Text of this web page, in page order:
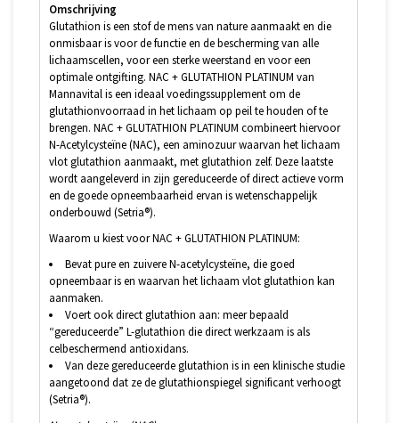
Omschrijving
Glutathion is een stof de mens van nature aanmaakt en die
onmisbaar is voor de functie en de bescherming van alle
lichaamscellen, voor een sterke weerstand en voor een
optimale ontgifting. NAC + GLUTATHION PLATINUM van
Mannavital is een ideaal voedingssupplement om de
glutathionvoorraad in het lichaam op peil te houden of te
brengen. NAC + GLUTATHION PLATINUM combineert hiervoor
N-Acetylcysteïne (NAC), een aminozuur waarvan het lichaam
vlot glutathion aanmaakt, met glutathion zelf. Deze laatste
wordt aangeleverd in zijn gereduceerde of direct actieve vorm
en de goede opneembaarheid ervan is wetenschappelijk
onderbouwd (Setria®).
Waarom u kiest voor NAC + GLUTATHION PLATINUM:
Bevat pure en zuivere N-acetylcysteïne, die goed
opneembaar is en waarvan het lichaam vlot glutathion kan
aanmaken.
Voert ook direct glutathion aan: meer bepaald
“gereduceerde” L-glutathion die direct werkzaam is als
celbeschermend antioxidans.
Van deze gereduceerde glutathion is in een klinische studie
aangetoond dat ze de glutathionspiegel significant verhoogt
(Setria®).